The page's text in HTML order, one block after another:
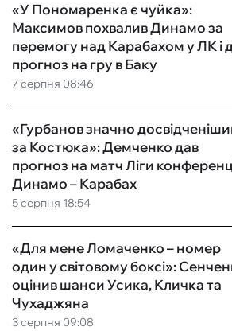
7 серпня 08:46
«У Пономаренка є чуйка»:
Максимов похвалив Динамо за
перемогу над Карабахом у ЛК і
прогноз на гру в Баку
5 серпня 18:54
«Гурбанов значно
за Костюка»: Демченко дав
прогноз на матч Ліги
Динамо – Карабах
3 серпня 09:08
«Для мене Ломаченко – номер
один у світовому боксі»:
оцінив шанси Усика, Кличка та
Чухаджяна